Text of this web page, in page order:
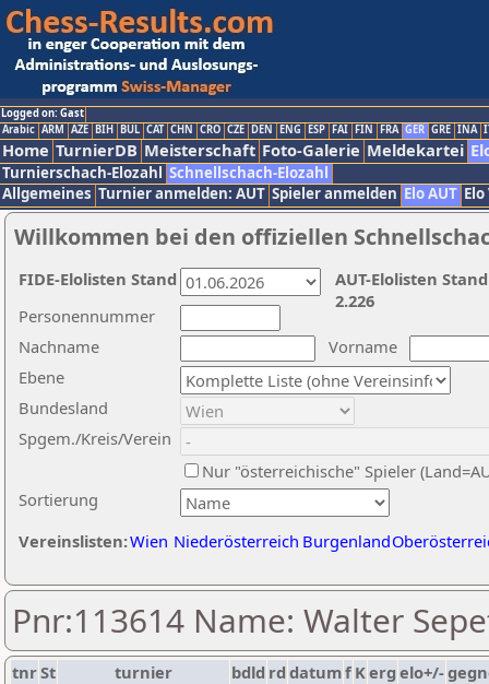
Logged on: Gast
Arabic ARM AZE BIH BUL CAT CHN CRO CZE DEN ENG ESP FAI FIN FRA GER GRE INA
Home TurnierDB Meisterschaft Foto-Galerie Meldekartei
Turnierschach-Elozahl Schnellschach-Elozahl
Allgemeines Turnier anmelden: AUT Spieler anmelden Elo AUT
Willkommen bei den offiziellen
Nachname
Vorname
Ebene
Sortierung
Personennummer
Bundesland
Spgem./Kreis/Verein
Nur "österreichische" Spieler
Vereinslisten:Wien Niederösterreich Burgenland
AUT-Elolisten
2.226
FIDE-Elolisten Stand
Pnr:113614 Name: Walter
tnrSt turnier bdld rd datumf Kerg elo+/-